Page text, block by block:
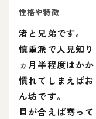
性格や特徴
渚と兄弟です。
慎重派で人見知
ヵ月半程度はか
慣れてしまえば
ん坊です。
目が合えば寄っ